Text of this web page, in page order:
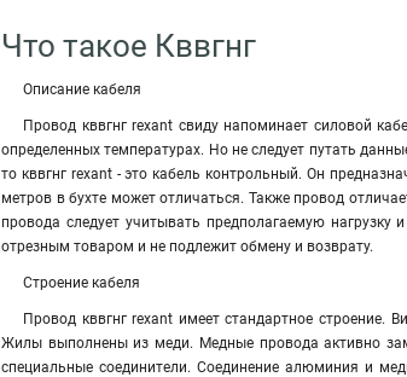
Что такое Кввгнг
Описание кабеля
Провод кввгнг rexant свиду напоминает силовой
определенных температурах. Но не следует путать
то кввгнг rexant - это кабель контрольный. Он
метров в бухте может отличаться. Также провод
провода следует учитывать предполагаемую нагрузку
отрезным товаром и не подлежит обмену и возврату.
Строение кабеля
Провод кввгнг rexant имеет стандартное
Жилы выполнены из меди. Медные провода активно
специальные соединители. Соединение алюминия и